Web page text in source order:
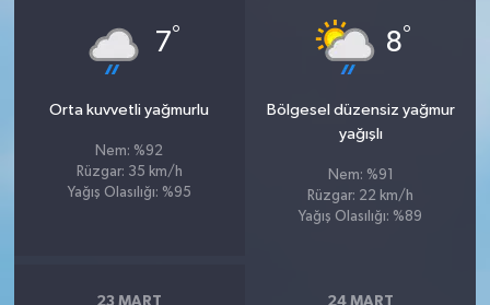
7°
Orta kuvvetli yağmurlu
Nem: %92
Rüzgar: 35 km/h
Yağış Olasılığı: %95
8°
Bölgesel düzensiz yağmur
yağışlı
Nem: %91
Rüzgar: 22 km/h
Yağış Olasılığı: %89
23 MART 24 MART